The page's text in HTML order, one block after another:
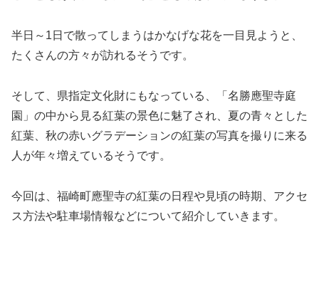
半日～1日で散ってしまうはかなげな花を一目見ようと、
たくさんの方々が訪れるそうです。
そして、県指定文化財にもなっている、「名勝應聖寺庭
園」の中から見る紅葉の景色に魅了され、夏の青々とした
紅葉、秋の赤いグラデーションの紅葉の写真を撮りに来る
人が年々増えているそうです。
今回は、福崎町應聖寺の紅葉の日程や見頃の時期、アクセ
ス方法や駐車場情報などについて紹介していきます。